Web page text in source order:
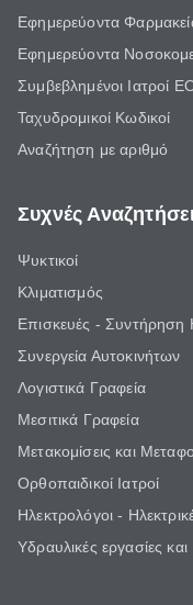
Εφημερεύοντα
Εφημερεύοντα
Συμβεβλημένοι Ιατροί
Ταχυδρομικοί Κωδικοί
Αναζήτηση με αριθμό
Συχνές
Ψυκτικοί
Κλιματισμός
Επισκευές - Συντήρηση
Συνεργεία Αυτοκινήτων
Λογιστικά Γραφεία
Μεσιτικά Γραφεία
Μετακομίσεις και
Ορθοπαιδικοί Ιατροί
Ηλεκτρολόγοι -
Υδραυλικές εργασίες